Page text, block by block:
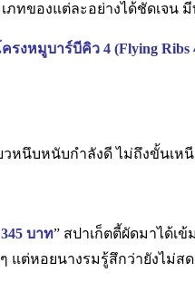
ภทของแต่ละอย่างได้ชัดเจน
รงหมูบาร์บีคิว 4 (Flying Ribs
วหนึบหนับกำลังดี ไม่ถึงขั้นเ
บาท” สปาเก็ตตี้ผัดมาได้เ
แต่หอยนางรมรู้สึกว่ายังไม่ส